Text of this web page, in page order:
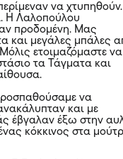
να χτυπηθούν.
Η Λαλοπούλου
προδομένη. Μας
και μεγάλες μπάλες
ετοιμαζόμαστε να
τα Τάγματα και
να
και με
έβγαλαν έξω στην
κόκκινος στα